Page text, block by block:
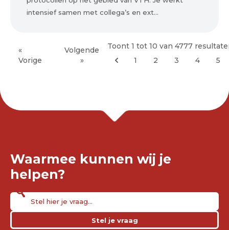
intensief samen met collega’s en ext...
«
Vorige
Volgende
»
Toont 1 tot 10 van 4777
1
2 3 4 5
Waarmee kunnen wij je
helpen?
Stel je vraag